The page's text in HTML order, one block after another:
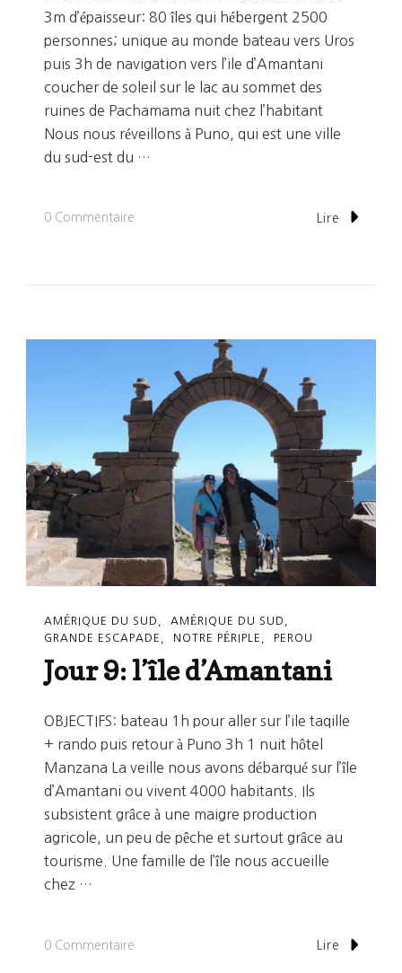
3m d’épaisseur: 80 îles qui hébergent 2500
personnes; unique au monde bateau vers Uros
puis 3h de navigation vers l’ile d’Amantani
coucher de soleil sur le lac au sommet des
ruines de Pachamama nuit chez l’habitant
Nous nous réveillons à Puno, qui est une ville
du sud-est du …
0 Commentaire
Inconnue
Sur
Le
Lac
Titicaca
Lire
AMÉRIQUE DU SUD
AMÉRIQUE DU SUD
GRANDE ESCAPADE
NOTRE PÉRIPLE PEROU
Jour 9: l’île d’Amantani
OBJECTIFS: bateau 1h pour aller sur l’ile taqille
+ rando puis retour à Puno 3h 1 nuit hôtel
Manzana La veille nous avons débarqué sur l’île
d’Amantani ou vivent 4000 habitants. Ils
subsistent grâce à une maigre production
agricole, un peu de pêche et surtout grâce au
tourisme. Une famille de l’île nous accueille
chez …
0 Commentaire Lire